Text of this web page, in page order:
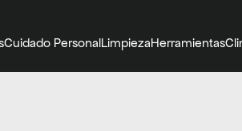
Cuidado PersonalLimpiezaHerramientas